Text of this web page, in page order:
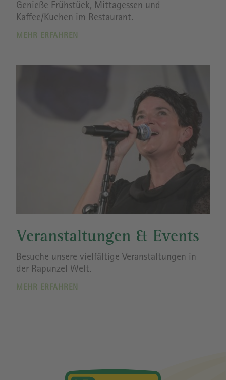
Genieße Frühstück, Mittagessen und
Kaffee/Kuchen im Restaurant.
MEHR ERFAHREN
Veranstaltungen & Events
Besuche unsere vielfältige Veranstaltungen in
der Rapunzel Welt.
MEHR ERFAHREN